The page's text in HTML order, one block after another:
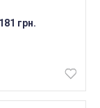
181 грн.